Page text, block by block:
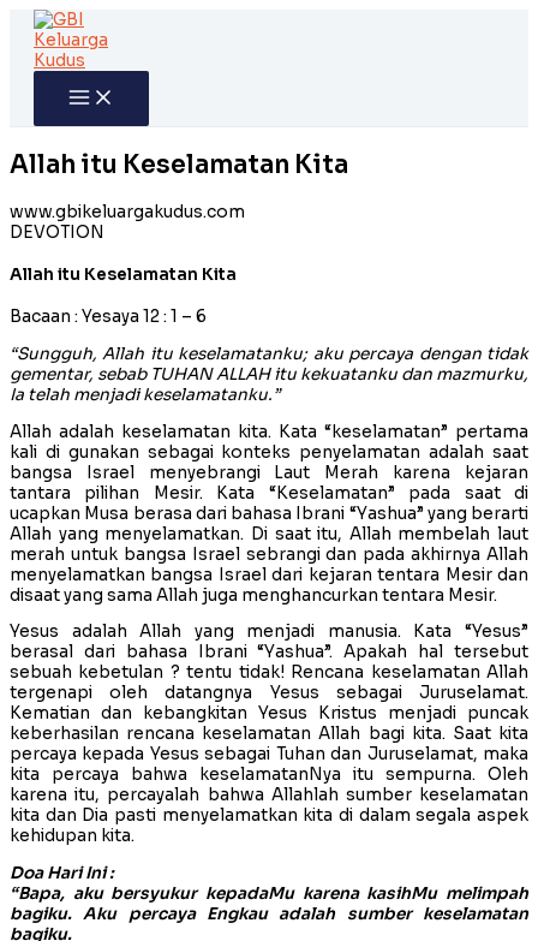
Skip
content
Allah itu Keselamatan Kita
www.gbikeluargakudus.com
DEVOTION
Allah itu Keselamatan Kita
Bacaan : Yesaya 12 : 1 – 6
“Sungguh, Allah itu keselamatanku; aku percaya dengan tidak
gementar, sebab TUHAN ALLAH itu kekuatanku dan mazmurku,
Ia telah menjadi keselamatanku.”
Allah adalah keselamatan kita. Kata “keselamatan” pertama
kali di gunakan sebagai konteks penyelamatan adalah saat
bangsa Israel menyebrangi Laut Merah karena kejaran
tantara pilihan Mesir. Kata “Keselamatan” pada saat di
ucapkan Musa berasa dari bahasa Ibrani “Yashua” yang berarti
Allah yang menyelamatkan. Di saat itu, Allah membelah laut
merah untuk bangsa Israel sebrangi dan pada akhirnya Allah
menyelamatkan bangsa Israel dari kejaran tentara Mesir dan
disaat yang sama Allah juga menghancurkan tentara Mesir.
Yesus adalah Allah yang menjadi manusia. Kata “Yesus”
berasal dari bahasa Ibrani “Yashua”. Apakah hal tersebut
sebuah kebetulan ? tentu tidak! Rencana keselamatan Allah
tergenapi oleh datangnya Yesus sebagai Juruselamat.
Kematian dan kebangkitan Yesus Kristus menjadi puncak
keberhasilan rencana keselamatan Allah bagi kita. Saat kita
percaya kepada Yesus sebagai Tuhan dan Juruselamat, maka
kita percaya bahwa keselamatanNya itu sempurna. Oleh
karena itu, percayalah bahwa Allahlah sumber keselamatan
kita dan Dia pasti menyelamatkan kita di dalam segala aspek
kehidupan kita.
Doa Hari Ini :
“Bapa, aku bersyukur kepadaMu karena kasihMu melimpah
bagiku. Aku percaya Engkau adalah sumber keselamatan
bagiku.